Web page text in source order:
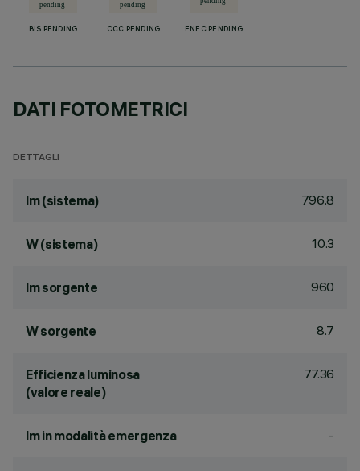
BIS PENDING CCC PENDING ENEC PENDING
DATI FOTOMETRICI
DETTAGLI
lm (sistema) 796.8
W (sistema) 10.3
lm sorgente 960
W sorgente 8.7
Efficienza luminosa
(valore reale)
77.36
lm in modalità emergenza -